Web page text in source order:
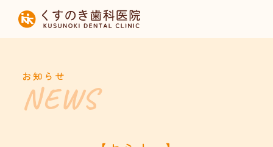
HOME
診療内容
お知らせ